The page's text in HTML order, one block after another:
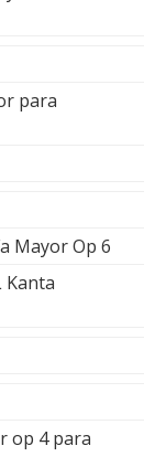
para
Mayor Op 6
Kanta
op 4 para